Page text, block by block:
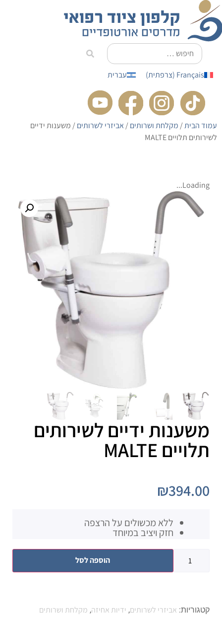
לתוכן
Français
(צרפתית) עברית
עמוד הבית/ מקלחת ושרותים/ אביזרי לשרותים/ משענות ידיים
לשירותים תלויים MALTE
Loading...
משענות ידיים לשירותים
תלויים MALTE
₪394.00
ללא מכשולים על הרצפה
חזק ויציב במיוחד
הוספה לסל
קטגוריות: אביזרי לשרותים, ידיות אחיזה, מקלחת ושרותים